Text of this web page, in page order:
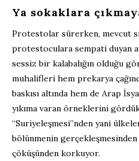
Ya sokaklara
Protestolar sürerken, mevcut
protestoculara sempati duyan
sessiz bir kalabalığın olduğu
muhalifleri hem prekarya
baskısı altında hem de Arap
yıkıma varan örneklerini
“Suriyeleşmesi”nden yani
bölünmenin
çöküşünden korkuyor.